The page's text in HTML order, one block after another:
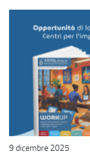
9 dicembre 2025